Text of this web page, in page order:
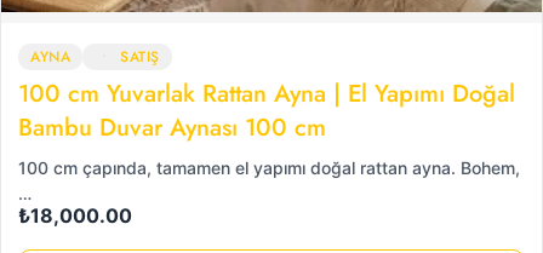
AYNA SATIŞ
100 cm Yuvarlak Rattan Ayna | El Yapımı Doğal
Bambu Duvar Aynası 100 cm
100 cm çapında, tamamen el yapımı doğal rattan ayna. Bohem,
…
₺18,000.00